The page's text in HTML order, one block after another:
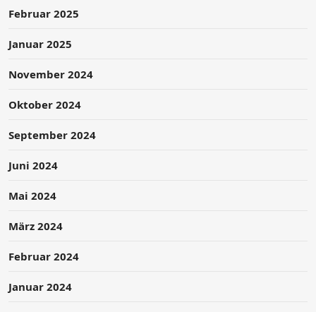
Februar 2025
Januar 2025
November 2024
Oktober 2024
September 2024
Juni 2024
Mai 2024
März 2024
Februar 2024
Januar 2024